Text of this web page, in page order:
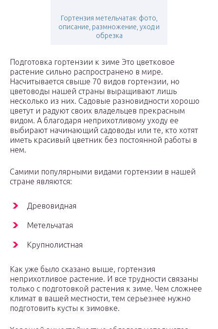
Гортензия метельчатая: фото,
описание, размножение, уход и
обрезка
Подготовка гортензии к зиме Это цветковое
растение сильно распространено в мире.
Насчитывается свыше 70 видов гортензии, но
цветоводы нашей страны выращивают лишь
несколько из них. Садовые разновидности хорошо
цветут и радуют своих владельцев прекрасным
видом. А благодаря неприхотливому уходу ее
выбирают начинающий садоводы или те, кто хотят
иметь красивый цветник без постоянной работы в
нем.
Самими популярными видами гортензии в нашей
стране являются:
Древовидная
Метельчатая
Крупнолистная
Как уже было сказано выше, гортензия
неприхотливое растение. И все трудности связаны
только с подготовкой растения к зиме. Чем сложнее
климат в вашей местности, тем серьезнее нужно
подготовить кусты к зимовке.